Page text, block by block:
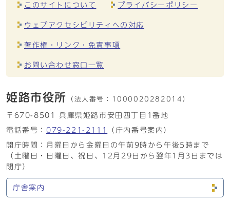
このサイトについて プライバシーポリシー
ウェブアクセシビリティへの対応
著作権・リンク・免責事項
お問い合わせ窓口一覧
姫路市役所 （法人番号： 1000020282014）
〒670-8501 兵庫県姫路市安田四丁目1番地
電話番号： 079-221-2111
（庁内番号案内）
開庁時間：月曜日から金曜日の午前9時から午後5時まで
（土曜日・日曜日、祝日、12月29日から翌年1月3日までは
閉庁）
庁舎案内